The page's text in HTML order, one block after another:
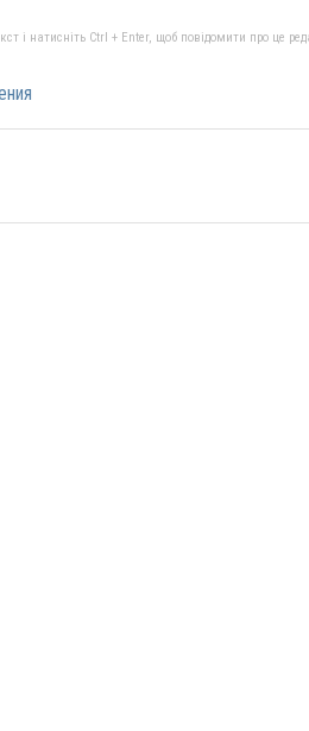
і натисніть Ctrl + Enter, щоб повідомити про це